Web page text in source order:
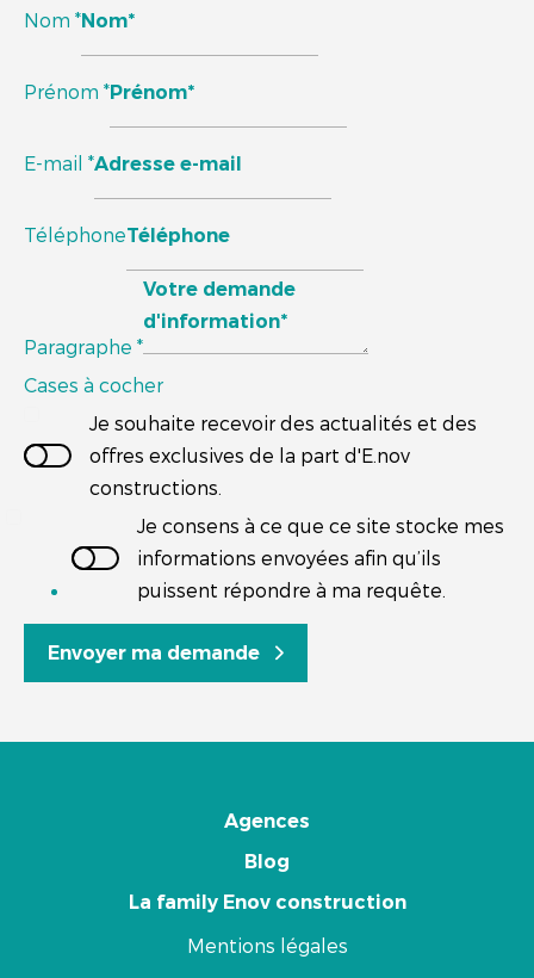
Nom *
Prénom *
E-mail *
Téléphone
Paragraphe *
Cases à cocher
Je souhaite recevoir des actualités et des
offres exclusives de la part d'E.nov
constructions.
Je consens à ce que ce site stocke mes
informations envoyées afin qu’ils
puissent répondre à ma requête.
Envoyer ma demande
Agences
Blog
La family Enov construction
Mentions légales